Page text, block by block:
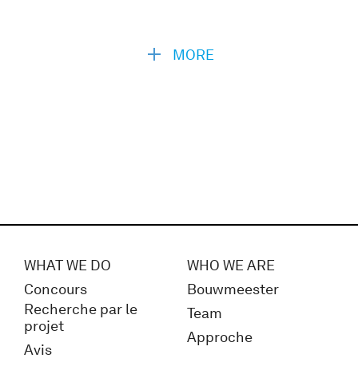
MORE
WHAT WE DO
Concours
Recherche par le
projet
Avis
WHO WE ARE
Bouwmeester
Team
Approche